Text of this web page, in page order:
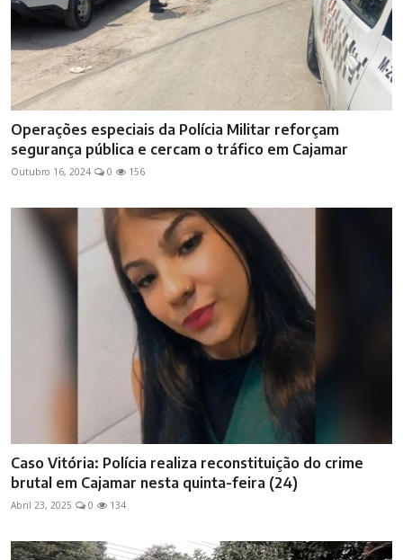
Operações especiais da Polícia Militar reforçam
segurança pública e cercam o tráfico em Cajamar
Outubro 16, 2024 0 156
Caso Vitória: Polícia realiza reconstituição do crime
brutal em Cajamar nesta quinta-feira (24)
Abril 23, 2025 0 134